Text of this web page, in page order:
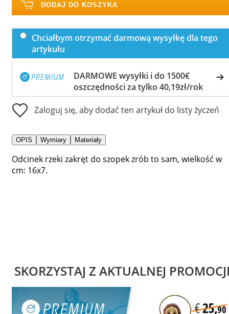
DODAJ DO KOSZYKA
Chciałbym otrzymać darmową wysyłkę dla tego
artykułu
DARMOWE wysyłki i do 1500€
oszczędności za tylko 40,19zł/rok
Zaloguj się, aby dodać ten artykuł do listy życzeń
OPIS Wymiary Materiały
Odcinek rzeki zakręt do szopek zrób to sam, wielkość w
cm: 16x7.
SKORZYSTAJ Z AKTUALNEJ